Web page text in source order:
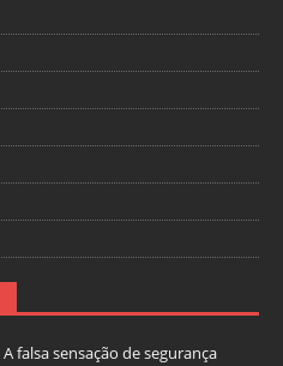
A falsa sensação de segurança